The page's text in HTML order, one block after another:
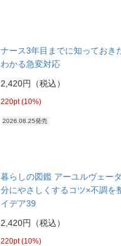
ナース3年目までに知っておき
わかる急変対応
2,420円（税込）
220pt (10%)
2026.08.25発売
暮らしの図鑑 アーユルヴェー
分にやさしくするコツ×不調を
イデア39
2,420円（税込）
220pt (10%)